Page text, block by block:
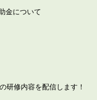
金について
研修内容を配信します！